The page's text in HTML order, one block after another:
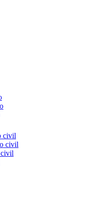
civil
civil
civil